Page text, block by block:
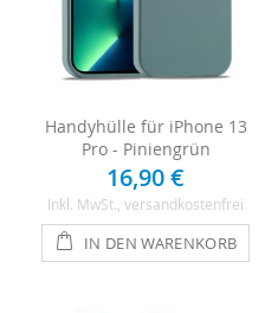
Handyhülle für iPhone 13
Pro - Piniengrün
16,90 €
Inkl. MwSt., versandkostenfrei
IN DEN WARENKORB